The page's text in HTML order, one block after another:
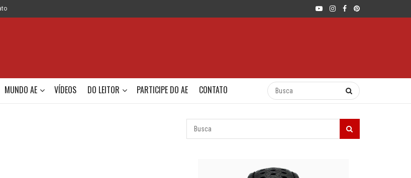
MUNDO AE VÍDEOS DO LEITOR PARTICIPE DO AE CONTATO